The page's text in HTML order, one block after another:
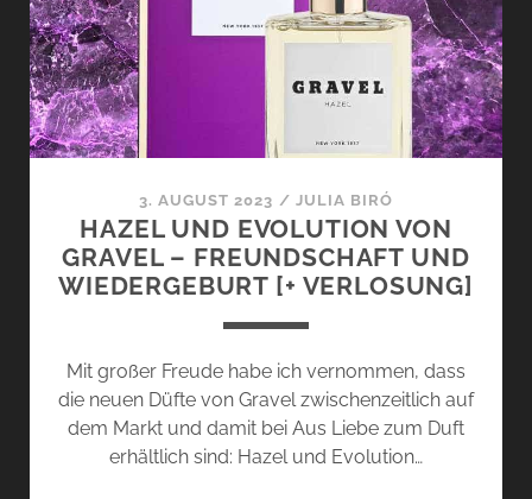
–
DAVID
CHIEZE
IM
INTERVIEW
3. AUGUST 2023 / JULIA BIRÓ
HAZEL UND EVOLUTION VON
GRAVEL – FREUNDSCHAFT UND
WIEDERGEBURT [+ VERLOSUNG]
Mit großer Freude habe ich vernommen, dass
die neuen Düfte von Gravel zwischenzeitlich auf
dem Markt und damit bei Aus Liebe zum Duft
erhältlich sind: Hazel und Evolution…